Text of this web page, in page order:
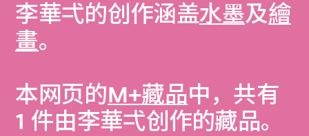
李華弌的创作涵盖水墨及繪
畫。
本网页的M+藏品中，共有
1 件由李華弌创作的藏品。